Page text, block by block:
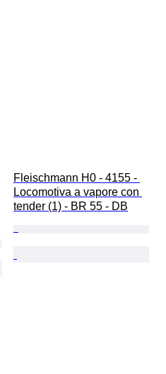
Fleischmann H0 - 4155 -
Locomotiva a vapore con
tender (1) - BR 55 - DB